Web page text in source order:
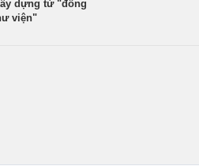
dựng từ "đống
viện"